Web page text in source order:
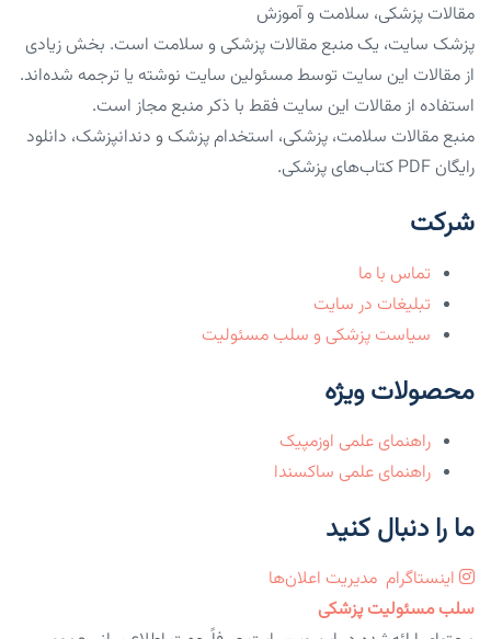
مقالات پزشکی، سلامت و آموزش
پزشک سایت، یک منبع مقالات پزشکی و سلامت است. بخش زیادی
از مقالات این سایت توسط مسئولین سایت نوشته یا ترجمه شده‌اند.
استفاده از مقالات این سایت فقط با ذکر منبع مجاز است.
منبع مقالات سلامت، پزشکی، استخدام پزشک و دندانپزشک، دانلود
رایگان PDF کتاب‌های پزشکی.
شرکت
تماس با ما
تبلیغات در سایت
سیاست پزشکی و سلب مسئولیت
محصولات ویژه
راهنمای علمی اوزمپیک
راهنمای علمی ساکسندا
ما را دنبال کنید
اینستاگرام مدیریت اعلان‌ها
سلب مسئولیت پزشکی